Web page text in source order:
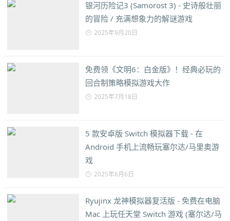
银河历险记3 (Samorost 3) - 史诗般壮丽
的冒险 / 充满想象力的解谜游戏
2025年9月20日
免费领《文明6：白金版》！经典必玩的
回合制策略模拟游戏大作
2025年7月18日
5 款安卓版 Switch 模拟器下载 - 在
Android 手机上流畅玩塞尔达/马里奥游
戏
2025年6月6日
Ryujinx 龙神模拟器复活版 - 免费在电脑
Mac 上玩任天堂 Switch 游戏 (塞尔达/马